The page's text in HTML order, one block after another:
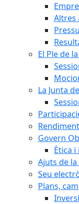
Altres
El Ple de
La Junta
Govern
Ètica
Ajuts de
Seu
Plans,